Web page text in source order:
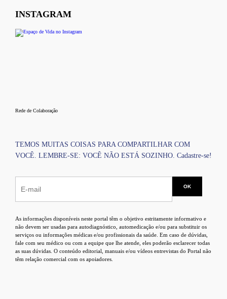
INSTAGRAM
Rede de Colaboração
TEMOS MUITAS COISAS PARA COMPARTILHAR COM
VOCÊ. LEMBRE-SE: VOCÊ NÃO ESTÁ SOZINHO. Cadastre-se!
As informações disponíveis neste portal têm o objetivo estritamente informativo e
não devem ser usadas para autodiagnóstico, automedicação e/ou para substituir os
serviços ou informações médicas e/ou profissionais da saúde. Em caso de dúvidas,
fale com seu médico ou com a equipe que lhe atende, eles poderão esclarecer todas
as suas dúvidas. O conteúdo editorial, manuais e/ou vídeos entrevistas do Portal não
têm relação comercial com os apoiadores.